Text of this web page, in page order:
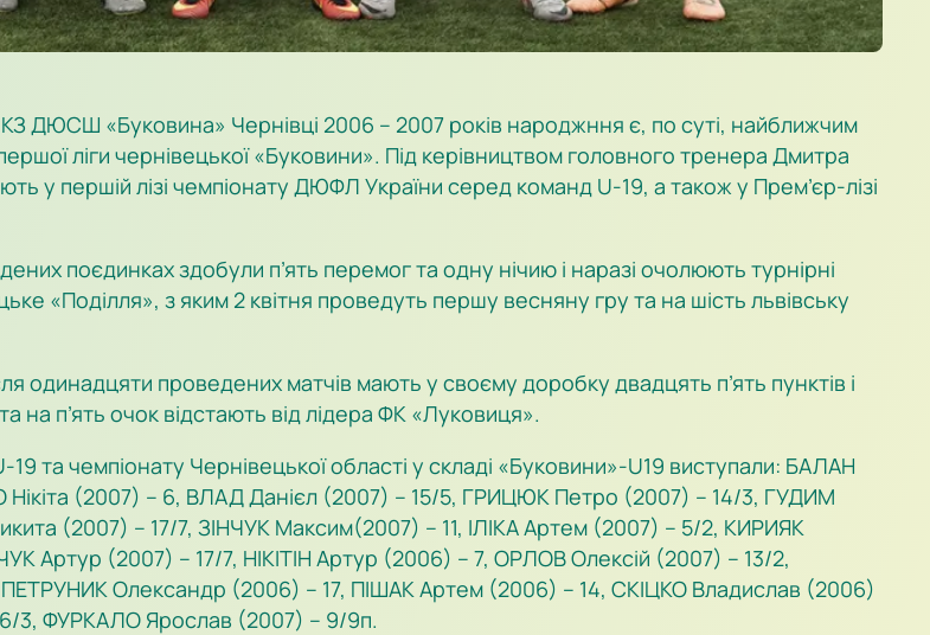
ДЮСШ «Буковина» Чернівці 2006 – 2007 років народжння є, по суті, найближчим
ліги чернівецької «Буковини». Під керівництвом головного тренера Дмитра
у першій лізі чемпіонату ДЮФЛ України серед команд U-19, а також у Прем’єр-лізі
поєдинках здобули п’ять перемог та одну нічию і наразі очолюють турнірні
«Поділля», з яким 2 квітня проведуть першу весняну гру та на шість львівську
одинадцяти проведених матчів мають у своєму доробку двадцять п’ять пунктів і
на п’ять очок відстають від лідера ФК «Луковиця».
та чемпіонату Чернівецької області у складі «Буковини»-U19 виступали: БАЛАН
(2007) – 6, ВЛАД Данієл (2007) – 15/5, ГРИЦЮК Петро (2007) – 14/3, ГУДИМ
(2007) – 17/7, ЗІНЧУК Максим(2007) – 11, ІЛІКА Артем (2007) – 5/2, КИРИЯК
(2007) – 17/7, НІКІТІН Артур (2006) – 7, ОРЛОВ Олексій (2007) – 13/2,
Олександр (2006) – 17, ПІШАК Артем (2006) – 14, СКІЦКО Владислав (2006)
3, ФУРКАЛО Ярослав (2007) – 9/9п.